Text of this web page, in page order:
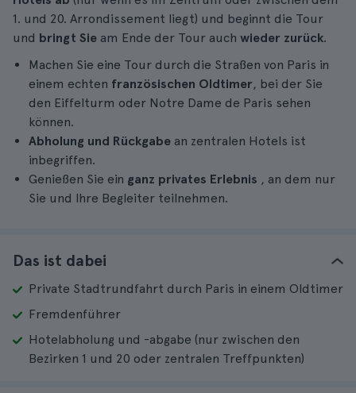
1. und 20. Arrondissement liegt) und beginnt die Tour
und bringt Sie am Ende der Tour auch wieder zurück.
Machen Sie eine Tour durch die Straßen von Paris in
einem echten französischen Oldtimer, bei der Sie
den Eiffelturm oder Notre Dame de Paris sehen
können.
Abholung und Rückgabe an zentralen Hotels ist
inbegriffen.
Genießen Sie ein ganz privates Erlebnis , an dem nur
Sie und Ihre Begleiter teilnehmen.
Das ist dabei
Private Stadtrundfahrt durch Paris in einem Oldtimer
Fremdenführer
Hotelabholung und -abgabe (nur zwischen den
Bezirken 1 und 20 oder zentralen Treffpunkten)